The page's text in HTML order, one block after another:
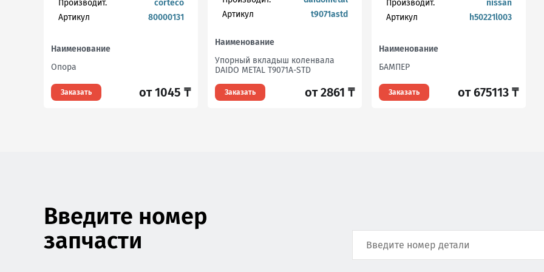
Производит.
corteco
Артикул
80000131
Наименование
Опора
Заказать от 1045 ₸
Артикул
t9071astd
Наименование
Упорный вкладыш коленвала
DAIDO METAL T9071A-STD
Заказать от 2861 ₸
Производит.
nissan
Артикул
h50221l003
Наименование
БАМПЕР
Заказать от 675113 ₸
Введите номер
запчасти